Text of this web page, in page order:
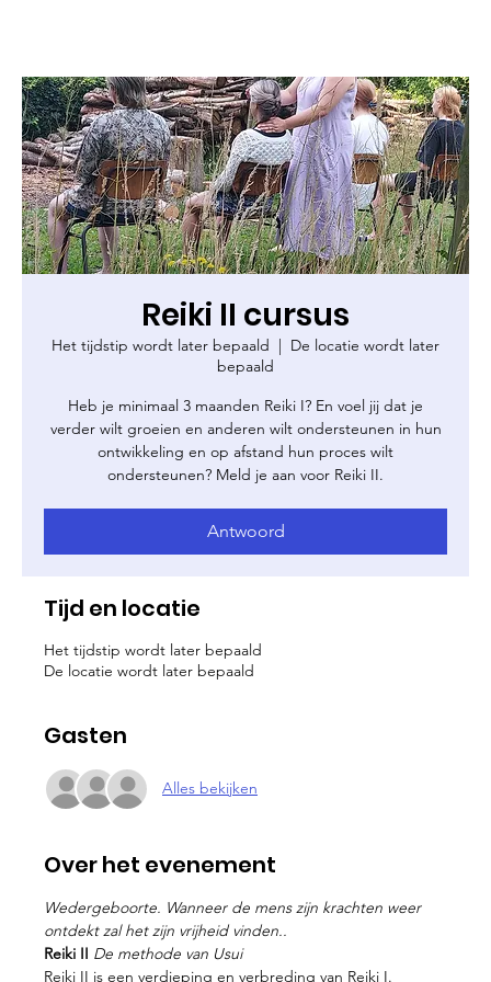
Reiki II cursus
Het tijdstip wordt later bepaald
  |
De locatie wordt later
bepaald
Heb je minimaal 3 maanden Reiki I? En voel jij dat je
verder wilt groeien en anderen wilt ondersteunen in hun
ontwikkeling en op afstand hun proces wilt
ondersteunen? Meld je aan voor Reiki II.
Antwoord
Tijd en locatie
Het tijdstip wordt later bepaald
De locatie wordt later bepaald
Gasten
Alles bekijken
Over het evenement
Wedergeboorte. Wanneer de mens zijn krachten weer
ontdekt zal het zijn vrijheid vinden..
Reiki II De methode van Usui
Reiki II is een verdieping en verbreding van Reiki I.